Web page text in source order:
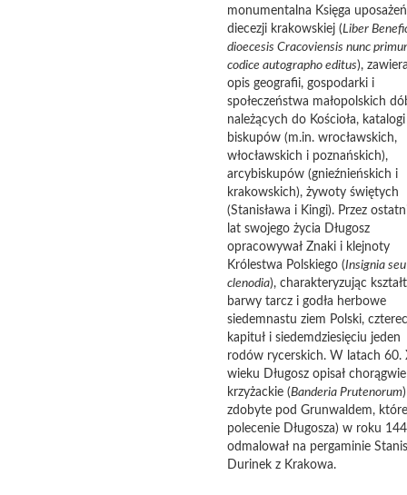
monumentalna Księga uposażeń
diecezji krakowskiej (Liber
dioecesis Cracoviensis nunc
codice autographo editus),
opis geografii, gospodarki i
społeczeństwa małopolskich
należących do Kościoła, katalogi
biskupów (m.in. wrocławskich,
włocławskich i poznańskich),
arcybiskupów (gnieźnieńskich i
krakowskich), żywoty świętych
(Stanisława i Kingi). Przez
lat swojego życia Długosz
opracowywał Znaki i klejnoty
Królestwa Polskiego (Insignia seu
clenodia), charakteryzując
barwy tarcz i godła herbowe
siedemnastu ziem Polski,
kapituł i siedemdziesięciu jeden
rodów rycerskich. W latach 60.
wieku Długosz opisał chorągwie
krzyżackie (Banderia Prutenorum)
zdobyte pod Grunwaldem,
polecenie Długosza) w roku
odmalował na pergaminie
Durinek z Krakowa.